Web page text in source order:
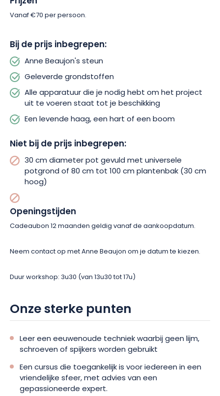
Vanaf €70 per persoon.
Bij de prijs inbegrepen:
Anne Beaujon's steun
Geleverde grondstoffen
Alle apparatuur die je nodig hebt om het project
uit te voeren staat tot je beschikking
Een levende haag, een hart of een boom
Niet bij de prijs inbegrepen:
30 cm diameter pot gevuld met universele
potgrond of 80 cm tot 100 cm plantenbak (30 cm
hoog)
Openingstijden
Cadeaubon 12 maanden geldig vanaf de aankoopdatum.
Neem contact op met Anne Beaujon om je datum te kiezen.
Duur workshop: 3u30 (van 13u30 tot 17u)
Onze sterke punten
Leer een eeuwenoude techniek waarbij geen lijm,
schroeven of spijkers worden gebruikt
Een cursus die toegankelijk is voor iedereen in een
vriendelijke sfeer, met advies van een
gepassioneerde expert.